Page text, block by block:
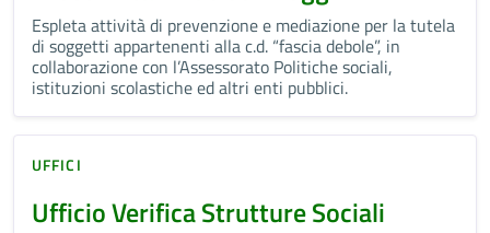
Espleta attività di prevenzione e mediazione per la tutela
di soggetti appartenenti alla c.d. “fascia debole”, in
collaborazione con l’Assessorato Politiche sociali,
istituzioni scolastiche ed altri enti pubblici.
UFFICI
Ufficio Verifica Strutture Sociali